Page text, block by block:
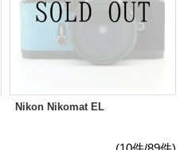
Nikon Nikomat EL